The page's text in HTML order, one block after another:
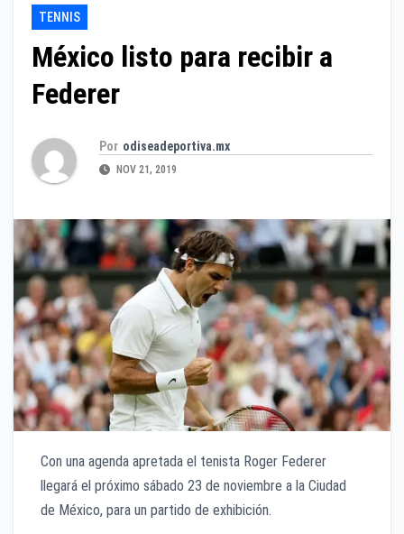
TENNIS
México listo para recibir a
Federer
Por odiseadeportiva.mx
NOV 21, 2019
Con una agenda apretada el tenista Roger Federer
llegará el próximo sábado 23 de noviembre a la Ciudad
de México, para un partido de exhibición.